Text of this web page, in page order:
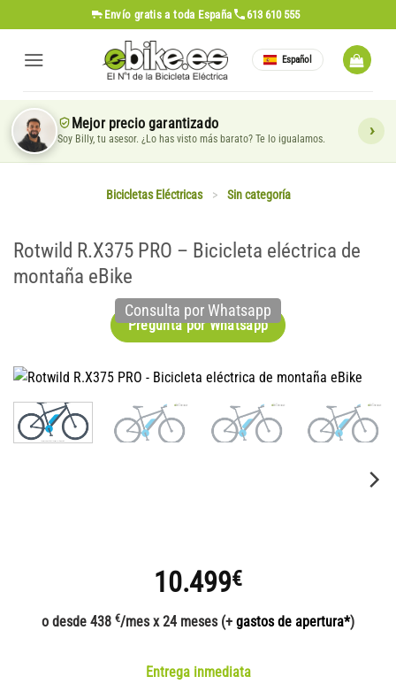
al
contenido
Envío gratis a toda España 613 610 555
Español
Mejor precio garantizado
Soy Billy, tu asesor. ¿Lo has visto más barato? Te lo igualamos.
Bicicletas Eléctricas > Sin categoría
Rotwild R.X375 PRO – Bicicleta eléctrica de
montaña eBike
Pregunta por Whatsapp
Consulta por Whatsapp
10.499€
o desde 438 €/mes x 24 meses (+ gastos de apertura*)
Entrega inmediata